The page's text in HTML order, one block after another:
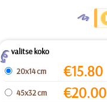
O
Zvalitse koko
20x14 cm
€15.80
45x32 cm €20.00